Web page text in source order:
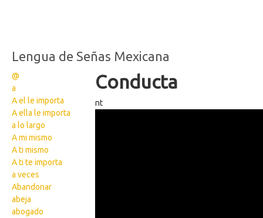
Lengua de Señas Mexicana
@
a
A el le importa
A ella le importa
a lo largo
A mi mismo
A ti mismo
A ti te importa
a veces
Abandonar
abeja
abogado
Conducta
nt